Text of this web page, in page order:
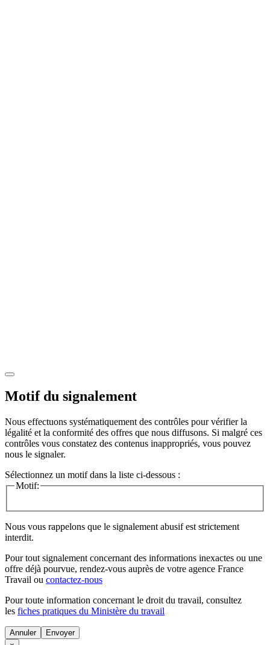
Motif du signalement
Nous effectuons systématiquement des contrôles pour vérifier la
légalité et la conformité des offres que nous diffusons. Si malgré ces
contrôles vous constatez des contenus inappropriés, vous pouvez
nous le signaler.
Sélectionnez un motif dans la liste ci-dessous :
Motif:
Nous vous rappelons que le signalement abusif est strictement
interdit.
Pour tout signalement concernant des informations inexactes ou une
offre déjà pourvue, rendez-vous auprès de votre agence France
Travail ou contactez-nous
Pour toute information concernant le droit du travail, consultez
les fiches pratiques du Ministère du travail
Annuler